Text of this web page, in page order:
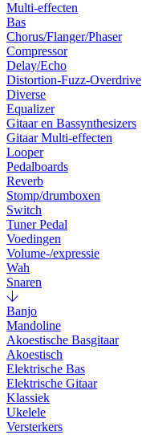
Multi-effecten
Bas
Chorus/Flanger/Phaser
Compressor
Delay/Echo
Distortion-Fuzz-Overdrive
Diverse
Equalizer
Gitaar en Bassynthesizers
Gitaar Multi-effecten
Looper
Pedalboards
Reverb
Stomp/drumboxen
Switch
Tuner Pedal
Voedingen
Volume-/expressie
Wah
Snaren
Banjo
Mandoline
Akoestische Basgitaar
Akoestisch
Elektrische Bas
Elektrische Gitaar
Klassiek
Ukelele
Versterkers